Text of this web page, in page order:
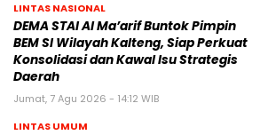
LINTAS NASIONAL
DEMA STAI Al Ma’arif Buntok Pimpin
BEM SI Wilayah Kalteng, Siap Perkuat
Konsolidasi dan Kawal Isu Strategis
Daerah
Jumat, 7 Agu 2026 - 14:12 WIB
LINTAS UMUM